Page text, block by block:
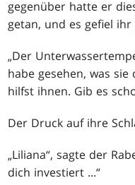
gegenüber hatte er
getan, und es gefiel
„Der
habe gesehen, was
hilfst ihnen. Gib es
Der Druck auf ihre
„Liliana“, sagte der
dich investiert ...“